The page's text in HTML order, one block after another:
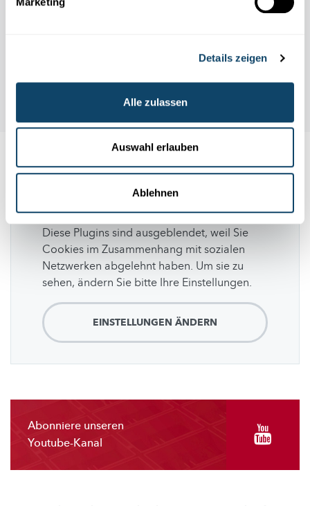
Details zeigen
Alle zulassen
Auswahl erlauben
Ablehnen
Folgescience.lu
Diese Plugins sind ausgeblendet, weil Sie
Cookies im Zusammenhang mit sozialen
Netzwerken abgelehnt haben. Um sie zu
sehen, ändern Sie bitte Ihre Einstellungen.
EINSTELLUNGEN ÄNDERN
Abonniere unseren
Youtube-Kanal